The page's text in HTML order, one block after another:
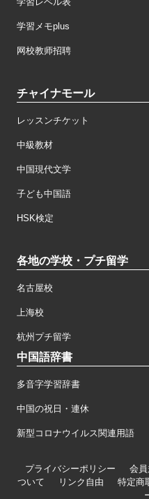
学習メモplus
网校教师招聘
チャイナモール
レッスンチケット
中級教材
中国現代文学
子ども中国語
HSK検定
各地の学校・プチ留学
名古屋校
上海校
杭州プチ留学
中国語辞書
多音字学習辞書
中国の祝日・連休
新型コロナウイルス関連用語
プライバシーポリシー 会
ついて
リンク自由 特定商